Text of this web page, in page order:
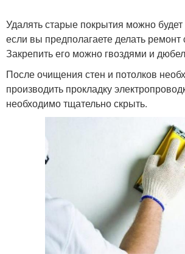
Удалять старые покрытия можно
если вы предполагаете делать ремонт
Закрепить его можно гвоздями и
После очищения стен и потолков
производить прокладку
необходимо тщательно скрыть.